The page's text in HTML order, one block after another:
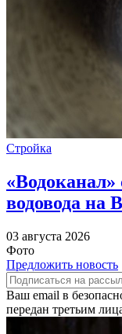
Стройка
«Водоканал»
водовода на
03 августа 2026
Фото
Предложить новость
Ваш email в
передан третьим